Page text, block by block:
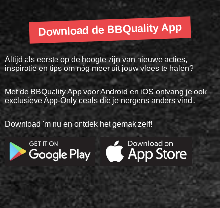
Download de BBQuality App
Altijd als eerste op de hoogte zijn van nieuwe acties,
inspiratie en tips om nóg meer uit jouw vlees te halen?
Met de BBQuality App voor Android en iOS ontvang je ook
exclusieve App-Only deals die je nergens anders vindt.
Download 'm nu en ontdek het gemak zelf!